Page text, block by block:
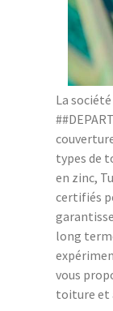
La
types de
en zinc,
certifiés
long
vous
toiture et